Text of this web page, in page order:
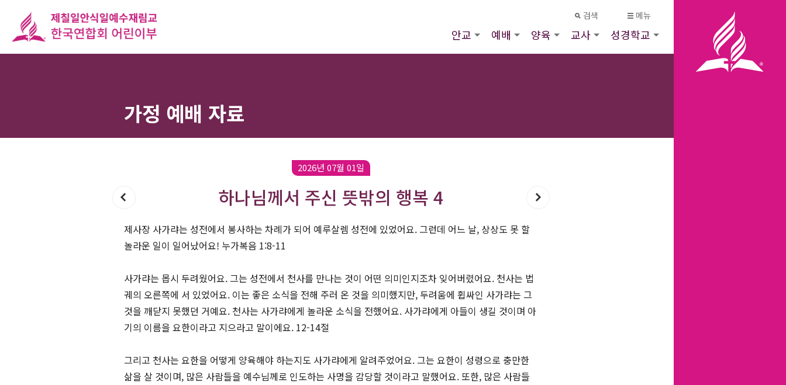
검색 메뉴
안교 예배 양육 교사 성경학교
가정 예배 자료
2026년 07월 01일
하나님께서 주신 뜻밖의 행복 4
제사장 사가랴는 성전에서 봉사하는 차례가 되어 예루살렘 성전에 있었어요. 그런데 어느 날, 상상도 못 할
놀라운 일이 일어났어요! 누가복음 1:8-11
사가랴는 몹시 두려웠어요. 그는 성전에서 천사를 만나는 것이 어떤 의미인지조차 잊어버렸어요. 천사는 법
궤의 오른쪽에 서 있었어요. 이는 좋은 소식을 전해 주러 온 것을 의미했지만, 두려움에 휩싸인 사가랴는 그
것을 깨닫지 못했던 거예요. 천사는 사가랴에게 놀라운 소식을 전했어요. 사가랴에게 아들이 생길 것이며 아
기의 이름을 요한이라고 지으라고 말이에요. 12-14절
그리고 천사는 요한을 어떻게 양육해야 하는지도 사가랴에게 알려주었어요. 그는 요한이 성령으로 충만한
삶을 살 것이며, 많은 사람들을 예수님께로 인도하는 사명을 감당할 것이라고 말했어요. 또한, 많은 사람들